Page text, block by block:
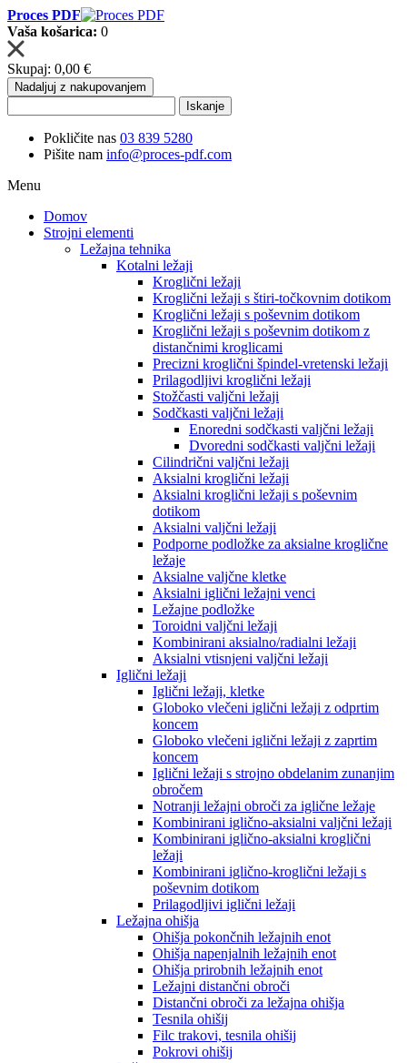
Proces PDF
Vaša košarica: 0
Skupaj: 0,00 €
Nadaljuj z nakupovanjem
Iskanje
Pokličite nas 03 839 5280
Pišite nam info@proces-pdf.com
Menu
Domov
Strojni elementi
Ležajna tehnika
Kotalni ležaji
Kroglični ležaji
Kroglični ležaji s štiri-točkovnim dotikom
Kroglični ležaji s poševnim dotikom
Kroglični ležaji s poševnim dotikom z
distančnimi kroglicami
Precizni kroglični špindel-vretenski ležaji
Prilagodljivi kroglični ležaji
Stožčasti valjčni ležaji
Sodčkasti valjčni ležaji
Enoredni sodčkasti valjčni ležaji
Dvoredni sodčkasti valjčni ležaji
Cilindrični valjčni ležaji
Aksialni kroglični ležaji
Aksialni kroglični ležaji s poševnim
dotikom
Aksialni valjčni ležaji
Podporne podložke za aksialne kroglične
ležaje
Aksialne valjčne kletke
Aksialni iglični ležajni venci
Ležajne podložke
Toroidni valjčni ležaji
Kombinirani aksialno/radialni ležaji
Aksialni vtisnjeni valjčni ležaji
Iglični ležaji
Iglični ležaji, kletke
Globoko vlečeni iglični ležaji z odprtim
koncem
Globoko vlečeni iglični ležaji z zaprtim
koncem
Iglični ležaji s strojno obdelanim zunanjim
obročem
Notranji ležajni obroči za iglične ležaje
Kombinirani iglično-aksialni valjčni ležaji
Kombinirani iglično-aksialni kroglični
ležaji
Kombinirani iglično-kroglični ležaji s
poševnim dotikom
Prilagodljivi iglični ležaji
Ležajna ohišja
Ohišja pokončnih ležajnih enot
Ohišja napenjalnih ležajnih enot
Ohišja prirobnih ležajnih enot
Ležajni distančni obroči
Distančni obroči za ležajna ohišja
Tesnila ohišij
Filc trakovi, tesnila ohišij
Pokrovi ohišij